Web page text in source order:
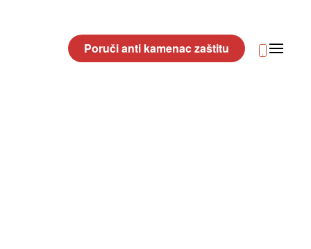
Poruči anti kamenac zaštitu